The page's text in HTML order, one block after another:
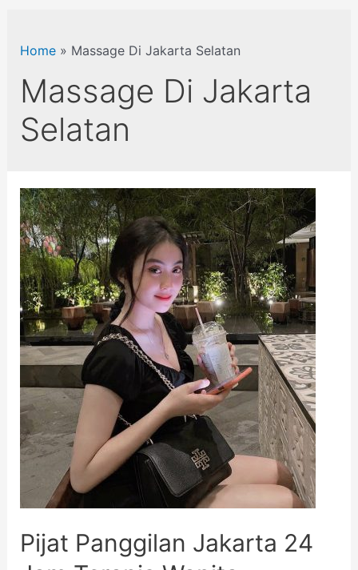
Home» Massage Di Jakarta Selatan
Massage Di Jakarta
Selatan
Pijat Panggilan Jakarta 24